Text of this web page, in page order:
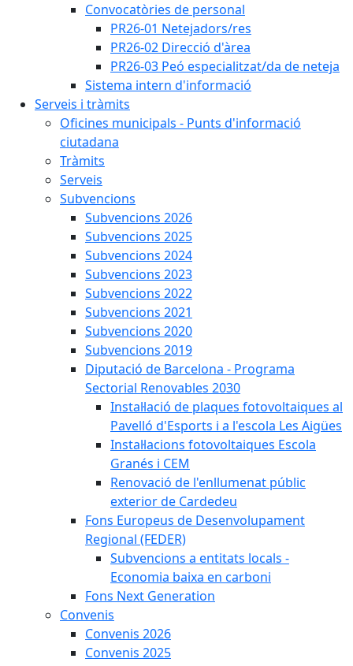
Convocatòries de personal
PR26-01 Netejadors/res
PR26-02 Direcció d'àrea
PR26-03 Peó especialitzat/da de neteja
Sistema intern d'informació
Serveis i tràmits
Oficines municipals - Punts d'informació
ciutadana
Tràmits
Serveis
Subvencions
Subvencions 2026
Subvencions 2025
Subvencions 2024
Subvencions 2023
Subvencions 2022
Subvencions 2021
Subvencions 2020
Subvencions 2019
Diputació de Barcelona - Programa
Sectorial Renovables 2030
Instal·lació de plaques fotovoltaiques al
Pavelló d'Esports i a l'escola Les Aigües
Instal·lacions fotovoltaiques Escola
Granés i CEM
Renovació de l'enllumenat públic
exterior de Cardedeu
Fons Europeus de Desenvolupament
Regional (FEDER)
Subvencions a entitats locals -
Economia baixa en carboni
Fons Next Generation
Convenis
Convenis 2026
Convenis 2025